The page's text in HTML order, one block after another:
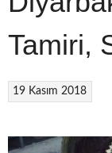
Tamiri,
19 Kasım 2018